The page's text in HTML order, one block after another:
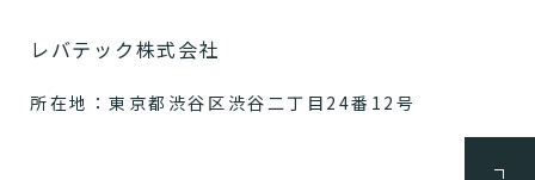
レバテック株式会社
所在地：東京都渋谷区渋谷二丁目24番12号